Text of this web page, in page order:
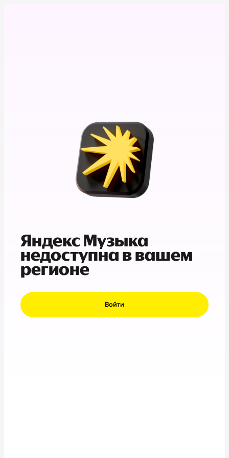
Яндекс Музыка
недоступна в вашем
регионе
Войти